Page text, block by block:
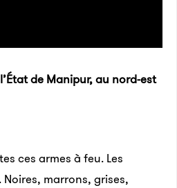
de Manipur, au nord-est
ces armes à feu. Les
marrons, grises,